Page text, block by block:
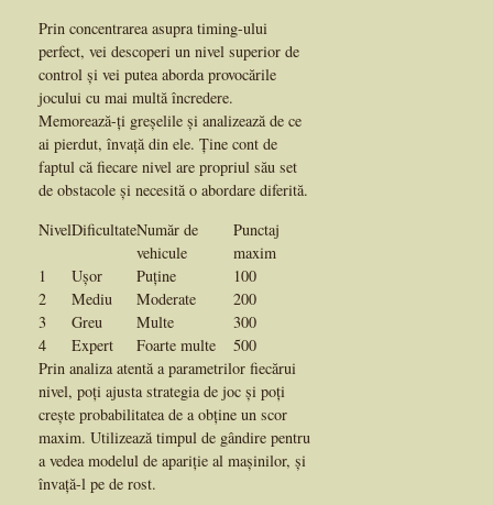
Prin concentrarea asupra timing-ului
perfect, vei descoperi un nivel superior de
control și vei putea aborda provocările
jocului cu mai multă încredere.
Memorează-ți greșelile și analizează de ce
ai pierdut, învață din ele. Ține cont de
faptul că fiecare nivel are propriul său set
de obstacole și necesită o abordare diferită.
NivelDificultateNumăr de
vehicule
Punctaj
maxim
1
Ușor Puține
100
2
Mediu Moderate
200
3
Greu Multe
300
4
Expert Foarte multe
500
Prin analiza atentă a parametrilor fiecărui
nivel, poți ajusta strategia de joc și poți
crește probabilitatea de a obține un scor
maxim. Utilizează timpul de gândire pentru
a vedea modelul de apariție al mașinilor, și
învață-l pe de rost.